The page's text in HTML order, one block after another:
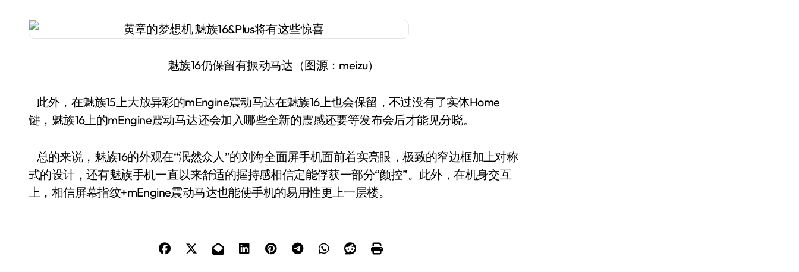
魅族16仍保留有振动马达（图源：meizu）
此外，在魅族15上大放异彩的mEngine震动马达在魅族16上也会保留，不过没有了实体Home
键，魅族16上的mEngine震动马达还会加入哪些全新的震感还要等发布会后才能见分晓。
总的来说，魅族16的外观在“泯然众人”的刘海全面屏手机面前着实亮眼，极致的窄边框加上对称
式的设计，还有魅族手机一直以来舒适的握持感相信定能俘获一部分“颜控”。此外，在机身交互
上，相信屏幕指纹+mEngine震动马达也能使手机的易用性更上一层楼。